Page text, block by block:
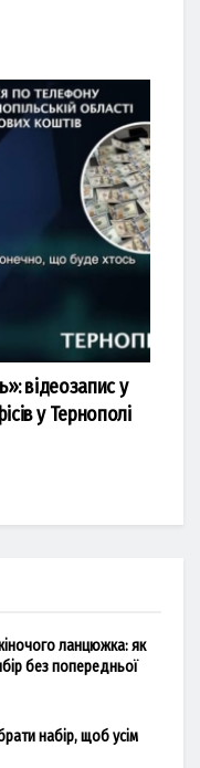
відеозапис у
у Тернополі
ланцюжка: як
без попередньої
набір, щоб усім